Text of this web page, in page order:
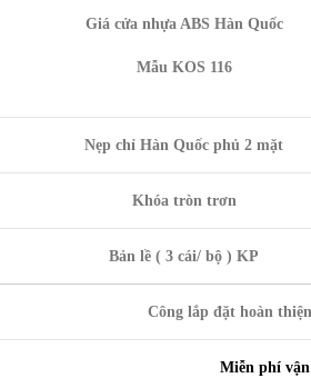
Giá cửa nhựa ABS Hàn Quốc
Mẫu KOS 116
Nẹp chỉ Hàn Quốc phủ 2 mặt
Khóa tròn trơn
Bản lề ( 3 cái/ bộ ) KP
Công lắp đặt hoàn
Miễn phí